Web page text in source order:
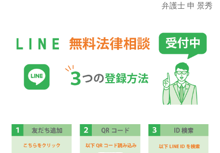
弁護士 申 景秀